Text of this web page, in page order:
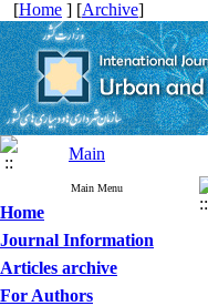
[Home ] [Archive]
Main
Main Menu
Home
Journal Information
Articles archive
For Authors